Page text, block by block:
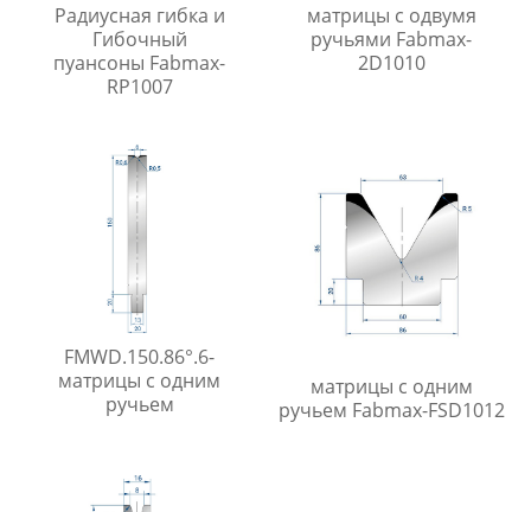
Радиусная гибка и
Гибочный
пуансоны Fabmax-
RP1007
матрицы с одвумя
ручьями Fabmax-
2D1010
FMWD.150.86°.6-
матрицы с одним
ручьем
матрицы с одним
ручьем Fabmax-FSD1012